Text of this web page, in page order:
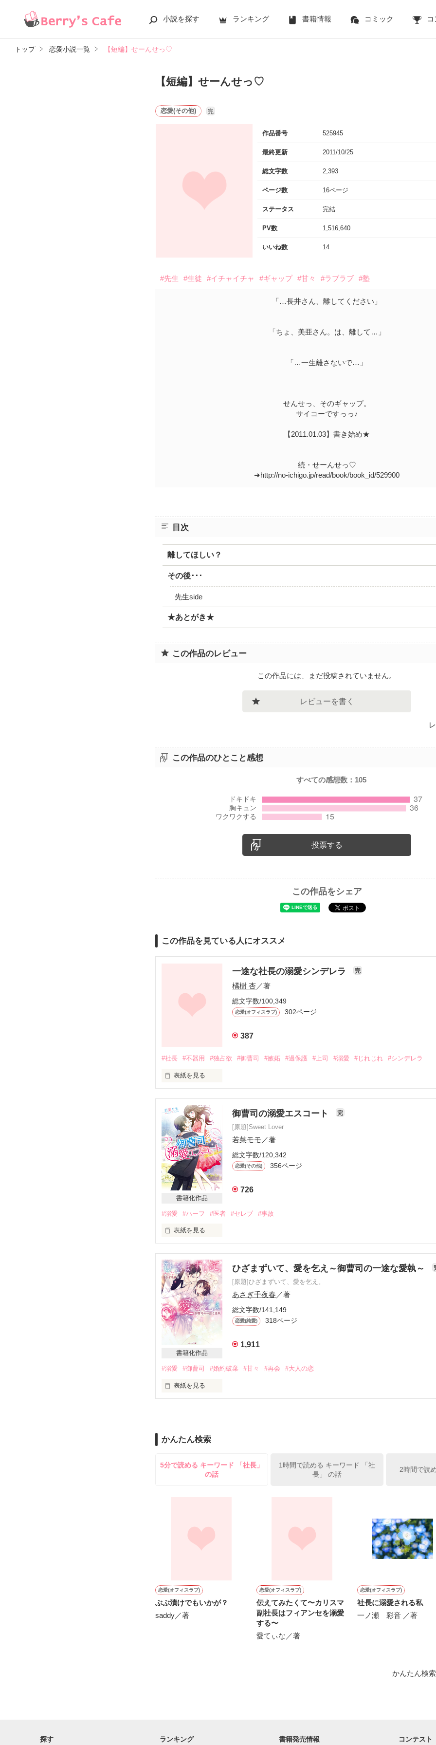
小説を探す ランキング 書籍情報 コミック
トップ 恋愛小説一覧 【短編】せーんせっ♡
【短編】せーんせっ♡
恋愛(その他) 完
作品番号 525945
最終更新 2011/10/25
総文字数 2,393
ページ数 16ページ
ステータス 完結
PV数 1,516,640
いいね数 14
#先生 #生徒 #イチャイチャ #ギャップ #甘々 #ラブラブ #塾
「…長井さん、離してください」
「ちょ、美亜さん。は、離して…」
「…一生離さないで…」
せんせっ、そのギャップ。
サイコーですっっ♪
【2011.01.03】書き始め★
続・せーんせっ♡
➜http://no-ichigo.jp/read/book/book_id/529900
目次
離してほしい？
その後･･･
先生side
★あとがき★
この作品のレビュー
この作品には、まだ投稿されていません。
レビューを書く
この作品のひとこと感想
すべての感想数： 105
投票する
この作品をシェア
この作品を見ている人にオススメ
一途な社長の溺愛シンデレラ 完
橘樹 杏／著
総文字数/100,349
恋愛(オフィスラブ) 302ページ
387
#社長 #不器用 #独占欲 #御曹司 #嫉妬 #過保護 #上司 #溺愛 #じれじれ #シンデレラ
表紙を見る
人の感情すらよくわからないのに
「社長……どいて。集中できない」
「俺がおまえを離すわけないだろ」
✽・ﾟ＋.｡.:✽・ﾟ＋.｡.:✽・ﾟ＋.｡.:✽
代表取締役社長
♡
デザート・ローズ制作会社
織部 沙良（22）
✽・ﾟ＋.｡.:✽・ﾟ＋.｡.:✽・ﾟ＋.｡.:✽
《社長の愛が重すぎる…！》
2018/2/17　Start
2018/5/13　End
usamo様
書籍化作品
御曹司の溺愛エスコート 完
[原題]Sweet Lover
若菜モモ ／著
総文字数/120,342
恋愛(その他) 356ページ
726
#溺愛 #ハーフ #医者 #セレブ #事故
表紙を見る
大好きだった優しい従兄　蒼真（そうま）は変わってしまった。
傷つき、失意の桜はシカゴに住んでいる父方の祖母の元へ
行くしかなかった。
３年後、蒼真の婚約披露パーティーに桜は招待され
日本に戻って来た。
☆　レビューお礼　☆
さとみっち様
書籍化作品
ひざまずいて、愛を乞え～御曹司の一途な愛執～
[原題]ひざまずいて、愛を乞え。
あさぎ千夜春／著
総文字数/141,149
恋愛(純愛) 318ページ
1,911
#溺愛 #御曹司 #婚約破棄 #甘々 #再会 #大人の恋
表紙を見る
かつて、愛する男に一方的に婚約破棄された
「寝言は寝てからにして下さい」
大手飲料水メーカーの御曹司
天野蒼佑（あまのそうすけ）
誰もが認める極上の男
そして自分はかつての婚約者
気が狂いそうになる」
かんたん検索
5分で読める キーワード 「社長」
の話
1時間で読める キーワード 「社
長」 の話
2時間で読
恋愛(オフィスラブ)
ぶぶ漬けでもいかが？
saddy／著
恋愛(オフィスラブ)
伝えてみたくて〜カリスマ
副社長はフィアンセを溺愛
する〜
愛てぃな／著
恋愛(オフィスラブ)
社長に溺愛される私
一ノ瀬 彩音 ／著
かんたん検
探す ランキング 書籍発売情報 コンテスト